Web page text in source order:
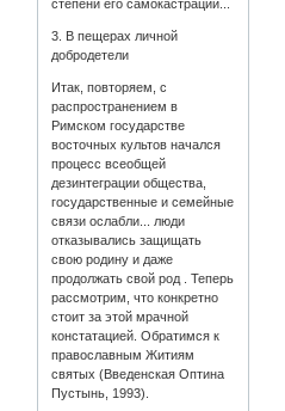
степени его самокастрации...
3. В пещерах личной
добродетели
Итак, повторяем, с
распространением в
Римском государстве
восточных культов начался
процесс всеобщей
дезинтеграции общества,
государственные и семейные
связи ослабли... люди
отказывались защищать
свою родину и даже
продолжать свой род . Теперь
рассмотрим, что конкретно
стоит за этой мрачной
констатацией. Обратимся к
православным Житиям
святых (Введенская Оптина
Пустынь, 1993).